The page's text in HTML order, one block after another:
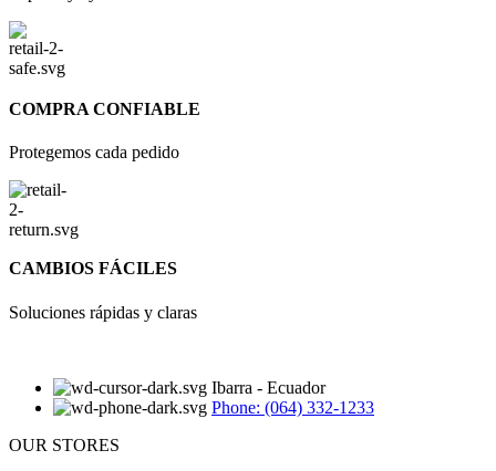
COMPRA CONFIABLE
Protegemos cada pedido
CAMBIOS FÁCILES
Soluciones rápidas y claras
Ibarra - Ecuador
Phone: (064) 332-1233
OUR STORES